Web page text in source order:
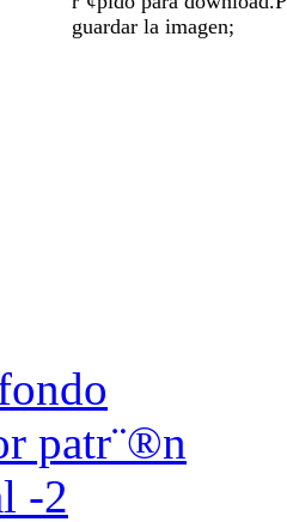
guardar la imagen;